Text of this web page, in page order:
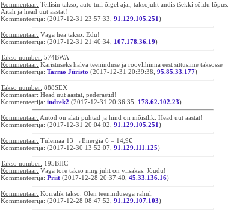
Kommentaar: Tellisin takso, auto tuli õigel ajal, taksojuht andis tšekki sõidu lõpus.
Aitäh ja head uut aastat!
Kommenteerija: (2017-12-31 23:57:33, 91.129.105.251)
Kommentaar: Väga hea takso. Edu!
Kommenteerija: (2017-12-31 21:40:34, 107.178.36.19)
Takso number: 574BWA
Kommentaar: Karistuseks halva teeninduse ja röövlihinna eest sittusime taksosse
Kommenteerija: Tarmo Jüristo (2017-12-31 20:39:38, 95.85.33.177)
Takso number: 888SEX
Kommentaar: Head uut aastat, pederastid!
Kommenteerija: indrek2 (2017-12-31 20:36:35, 178.62.102.23)
Kommentaar: Autod on alati puhtad ja hind on mõistlik. Head uut aastat!
Kommenteerija: (2017-12-31 20:04:02, 91.129.105.251)
Kommentaar: Tulemaa 13 →Energia 6 = 14,9€
Kommenteerija: (2017-12-30 13:52:07, 91.129.111.125)
Takso number: 195BHC
Kommentaar: Väga tore takso ning juht on viisakas. Jõudu!
Kommenteerija: Priit (2017-12-28 20:37:40, 45.33.136.16)
Kommentaar: Korralik takso. Olen teenindusega rahul.
Kommenteerija: (2017-12-28 08:47:52, 91.129.107.103)